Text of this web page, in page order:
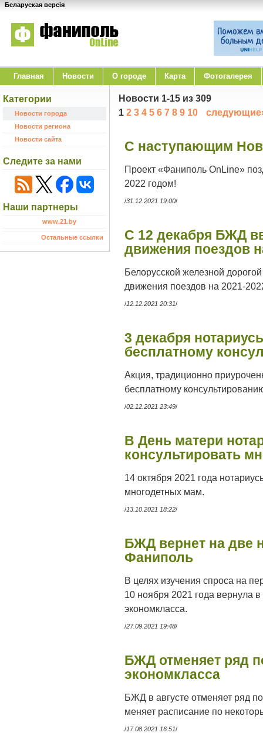
Беларуская версія
Главная Новости O городе Карта Фотогалерея
Категории
Новости города
Новости региона
Новости сайта
Следите за нами
Наши партнеры
www.21.by
Остальные ссылки
Новости 1-15 из 309
12 3 4 5 6 7 8 9 10
С наступающим
Проект «Фаниполь OnLine»
2022 годом!
/31.12.2021 19:00/
С 12 декабря БЖД
движения поездов
Белорусской железной
движения поездов на 2021-
/12.12.2021 20:31/
3 декабря
бесплатному
Акция, традиционно
бесплатному
/02.12.2021 23:49/
В День матери
консультировать
14 октября 2021 года
многодетных мам.
/13.10.2021 18:22/
БЖД вернет на две
Фаниполь
В целях изучения спроса на
10 ноября 2021 года вернула
экономкласса.
/27.09.2021 19:48/
БЖД отменяет ряд
экономкласса
БЖД в августе отменяет ряд
меняет расписание по
/17.08.2021 16:51/